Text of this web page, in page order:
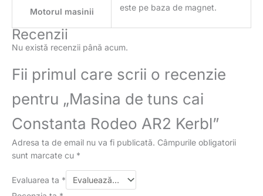
Motorul masinii este pe baza de magnet.
Recenzii
Nu există recenzii până acum.
Fii primul care scrii o recenzie
pentru „Masina de tuns cai
Constanta Rodeo AR2 Kerbl”
Adresa ta de email nu va fi publicată. Câmpurile obligatorii
sunt marcate cu *
Evaluarea ta *